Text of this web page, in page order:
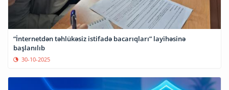
“İnternetdən təhlükəsiz istifadə bacarıqları” layihəsinə
başlanılıb
30-10-2025